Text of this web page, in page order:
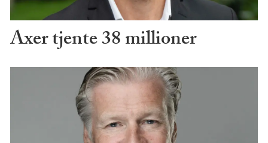
Axer tjente 38 millioner